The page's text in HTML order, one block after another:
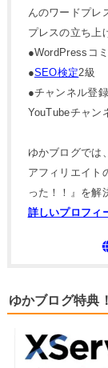
んのワードプレ
プレスの立ち上
●WordPressコ
●SEO検定2級
●チャンネル登
YouTubeチャン
ゆかブログでは
アフィリエイト
った！！』を解
詳しいプロフィ
ゆかブログ特典